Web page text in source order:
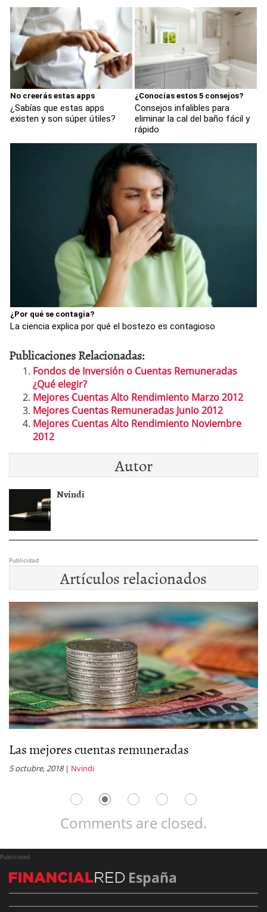
No creerás estas apps
¿Sabías que estas apps
existen y son súper útiles?
¿Conocías estos 5 consejos?
Consejos infalibles para
eliminar la cal del baño fácil y
rápido
¿Por qué se contagia?
La ciencia explica por qué el bostezo es contagioso
Publicaciones Relacionadas:
Fondos de Inversión o Cuentas Remuneradas
¿Qué elegir?
Mejores Cuentas Alto Rendimiento Marzo 2012
Mejores Cuentas Remuneradas Junio 2012
Mejores Cuentas Alto Rendimiento Noviembre
2012
Autor
Nvindi
Publicidad
Artículos relacionados
Las mejores cuentas remuneradas
5 octubre, 2018| Nvindi
Comments are closed.
Publicidad
España